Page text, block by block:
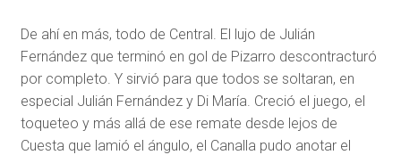
De ahí en más, todo de Central. El lujo de Julián
Fernández que terminó en gol de Pizarro descontracturó
por completo. Y sirvió para que todos se soltaran, en
especial Julián Fernández y Di María. Creció el juego, el
toqueteo y más allá de ese remate desde lejos de
Cuesta que lamió el ángulo, el Canalla pudo anotar el